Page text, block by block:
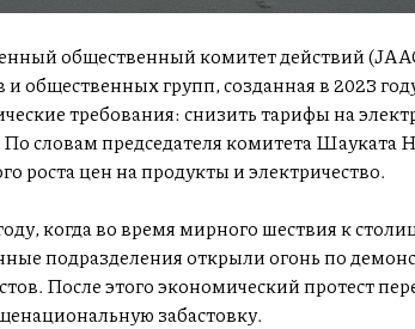
общественный комитет действий
и общественных групп, созданная в 2023
требования: снизить тарифы на
словам председателя комитета Шауката
роста цен на продукты и электричество.
когда во время мирного шествия к
подразделения открыли огонь по
После этого экономический протест
забастовку.